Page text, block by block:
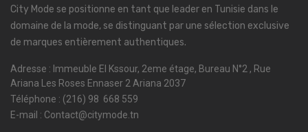
City Mode se positionne en tant que leader en Tunisie dans le
domaine de la mode, se distinguant par une sélection exclusive
de marques entièrement authentiques.
Adresse : Immeuble El Kssour, 2eme étage, Bureau N°2 , Rue
Ariana Les Roses Ennaser 2 Ariana 2037
Téléphone : (216) 98 668 559
E-mail : Contact@citymode.tn